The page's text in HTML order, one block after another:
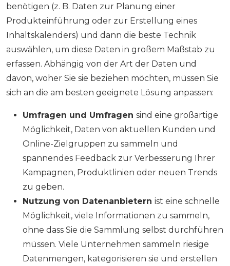
benötigen (z. B. Daten zur Planung einer
Produkteinführung oder zur Erstellung eines
Inhaltskalenders) und dann die beste Technik
auswählen, um diese Daten in großem Maßstab zu
erfassen. Abhängig von der Art der Daten und
davon, woher Sie sie beziehen möchten, müssen Sie
sich an die am besten geeignete Lösung anpassen:
Umfragen und Umfragen sind eine großartige
Möglichkeit, Daten von aktuellen Kunden und
Online-Zielgruppen zu sammeln und
spannendes Feedback zur Verbesserung Ihrer
Kampagnen, Produktlinien oder neuen Trends
zu geben.
Nutzung von Datenanbietern ist eine schnelle
Möglichkeit, viele Informationen zu sammeln,
ohne dass Sie die Sammlung selbst durchführen
müssen. Viele Unternehmen sammeln riesige
Datenmengen, kategorisieren sie und erstellen